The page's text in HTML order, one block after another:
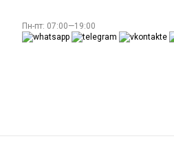
Пн-пт: 07:00—19:00